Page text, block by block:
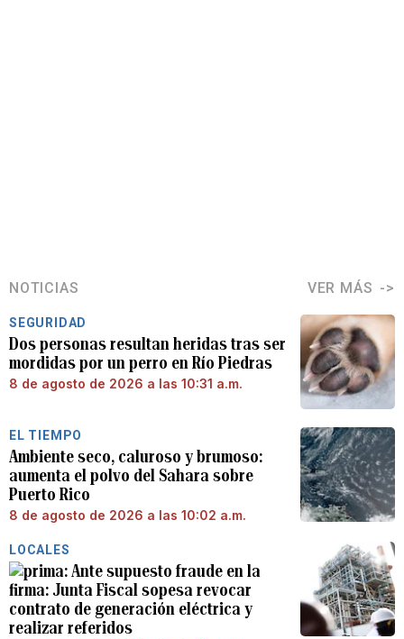
NOTICIAS VER MÁS
SEGURIDAD
Dos personas resultan heridas tras ser
mordidas por un perro en Río Piedras
8 de agosto de 2026 a las 10:31 a.m.
EL TIEMPO
Ambiente seco, caluroso y brumoso:
aumenta el polvo del Sahara sobre
Puerto Rico
8 de agosto de 2026 a las 10:02 a.m.
LOCALES
Ante supuesto fraude en la
firma: Junta Fiscal sopesa revocar
contrato de generación eléctrica y
realizar referidos